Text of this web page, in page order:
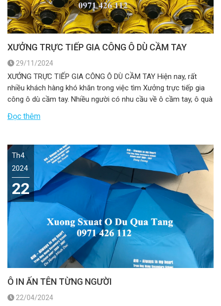
XƯỞNG TRỰC TIẾP GIA CÔNG Ô DÙ CẦM TAY
29/11/2024
XƯỞNG TRỰC TIẾP GIA CÔNG Ô DÙ CẦM TAY Hiện nay, rất
nhiều khách hàng khó khăn trong việc tìm Xưởng trực tiếp gia
công ô dù cầm tay. Nhiều người có nhu cầu về ô cầm tay, ô quà
Hãy là […]
Đọc thêm
Th4
2024
22
Ô IN ẤN TÊN TỪNG NGƯỜI
22/04/2024